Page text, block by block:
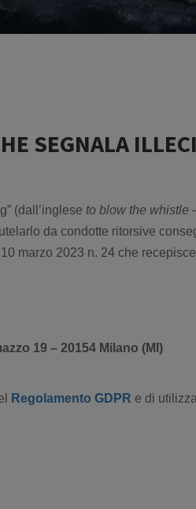
SEGNALA
(dall’inglese to blow the whistle
da condotte ritorsive
marzo 2023 n. 24 che
19 – 20154 Milano (MI)
Regolamento GDPR e di